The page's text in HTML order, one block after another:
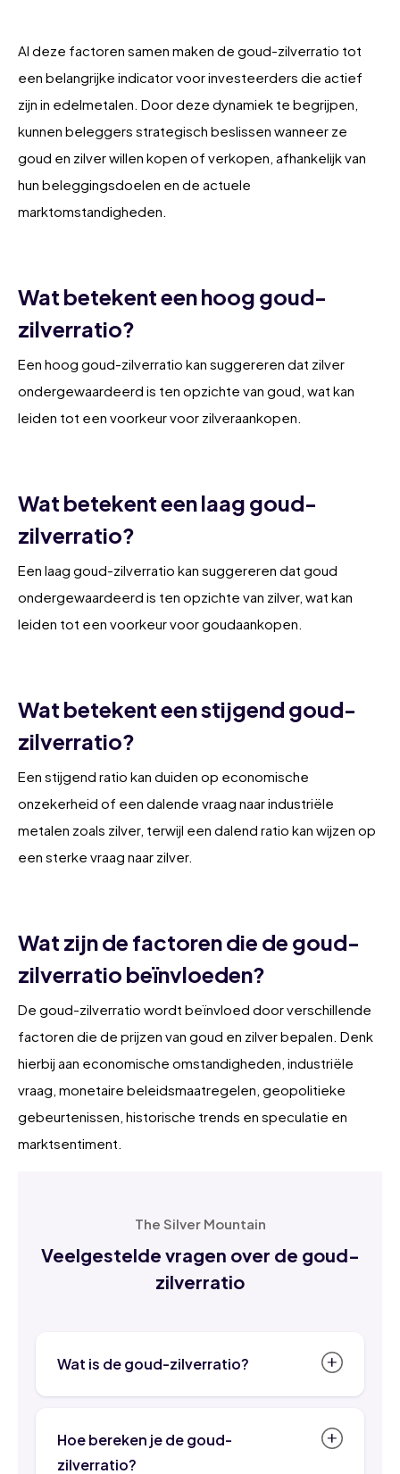
Al deze factoren samen maken de goud-zilverratio tot
een belangrijke indicator voor investeerders die actief
zijn in edelmetalen. Door deze dynamiek te begrijpen,
kunnen beleggers strategisch beslissen wanneer ze
goud en zilver willen kopen of verkopen, afhankelijk van
hun beleggingsdoelen en de actuele
marktomstandigheden.
Wat betekent een hoog goud-
zilverratio?
Een hoog goud-zilverratio kan suggereren dat zilver
ondergewaardeerd is ten opzichte van goud, wat kan
leiden tot een voorkeur voor zilveraankopen.
Wat betekent een laag goud-
zilverratio?
Een laag goud-zilverratio kan suggereren dat goud
ondergewaardeerd is ten opzichte van zilver, wat kan
leiden tot een voorkeur voor goudaankopen.
Wat betekent een stijgend goud-
zilverratio?
Een stijgend ratio kan duiden op economische
onzekerheid of een dalende vraag naar industriële
metalen zoals zilver, terwijl een dalend ratio kan wijzen op
een sterke vraag naar zilver.
Wat zijn de factoren die de goud-
zilverratio beïnvloeden?
De goud-zilverratio wordt beïnvloed door verschillende
factoren die de prijzen van goud en zilver bepalen. Denk
hierbij aan economische omstandigheden, industriële
vraag, monetaire beleidsmaatregelen, geopolitieke
gebeurtenissen, historische trends en speculatie en
marktsentiment.
The Silver Mountain
Veelgestelde vragen over de goud-
zilverratio
Wat is de goud-zilverratio?
De goud-zilverratio is een financiële
prijs van goud en zilver aangeeft. Het
Hoe bereken je de goud-
zilverratio?